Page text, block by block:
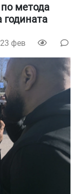
метода
годината
23 фев